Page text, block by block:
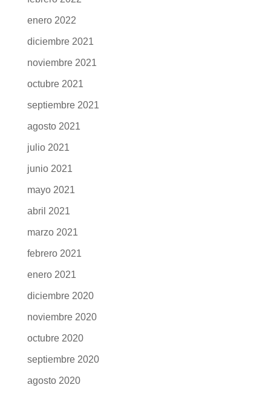
enero 2022
diciembre 2021
noviembre 2021
octubre 2021
septiembre 2021
agosto 2021
julio 2021
junio 2021
mayo 2021
abril 2021
marzo 2021
febrero 2021
enero 2021
diciembre 2020
noviembre 2020
octubre 2020
septiembre 2020
agosto 2020